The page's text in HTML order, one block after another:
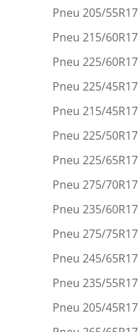
Pneu 205/55R17
Pneu 215/60R17
Pneu 225/60R17
Pneu 225/45R17
Pneu 215/45R17
Pneu 225/50R17
Pneu 225/65R17
Pneu 275/70R17
Pneu 235/60R17
Pneu 275/75R17
Pneu 245/65R17
Pneu 235/55R17
Pneu 205/45R17